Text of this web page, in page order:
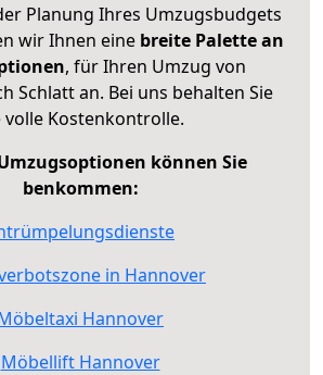
Planung Ihres Umzugsbudgets
wir Ihnen eine breite Palette an
, für Ihren Umzug von
Schlatt an. Bei uns behalten Sie
volle Kostenkontrolle.
können Sie
benkommen:
in Hannover
Hannover
Möbellift Hannover